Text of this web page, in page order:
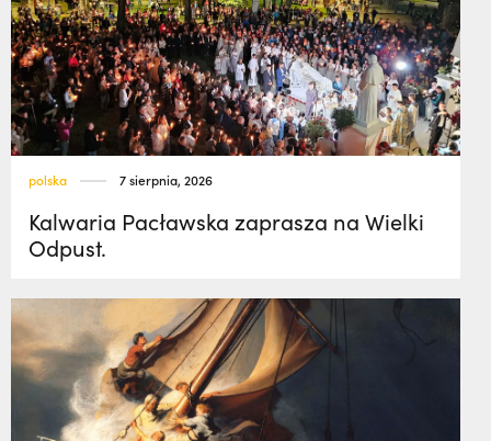
polska 7 sierpnia, 2026
Kalwaria Pacławska zaprasza na Wielki
Odpust.